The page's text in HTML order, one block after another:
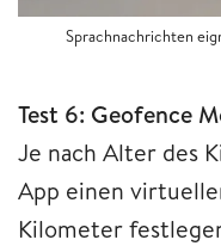
Sprachnachrichten
Test 6: Geofence
Je nach Alter des
App einen
Kilometer